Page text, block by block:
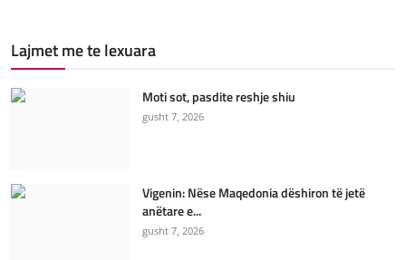
Lajmet me te lexuara
Moti sot, pasdite reshje shiu
gusht 7, 2026
Vigenin: Nëse Maqedonia dëshiron të jetë
anëtare e...
gusht 7, 2026